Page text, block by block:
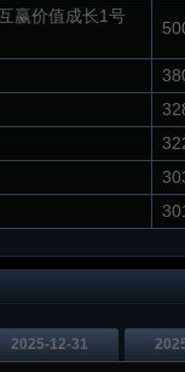
赢价值成长1号
2025-12-31